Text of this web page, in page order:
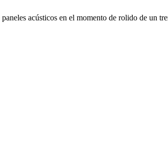
acústicos en el momento de rolido de un